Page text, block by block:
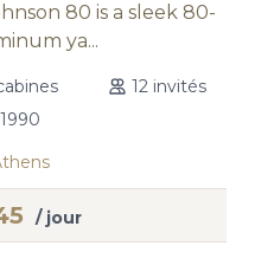
80 is a sleek 80-
ya...
12 invités
1990
/ jour